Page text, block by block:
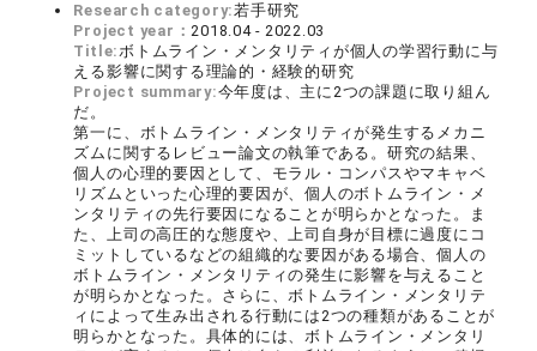
Research category:若手研究
Project year：2018.04 - 2022.03
Title:ボトムライン・メンタリティが個人の学習行動に与
える影響に関する理論的・経験的研究
Project summary:今年度は、主に2つの課題に取り組ん
だ。
第一に、ボトムライン・メンタリティが発生するメカニ
ズムに関するレビュー論文の執筆である。研究の結果、
個人の心理的要因として、モラル・コンパスやマキャベ
リズムといった心理的要因が、個人のボトムライン・メ
ンタリティの先行要因になることが明らかとなった。ま
た、上司の高圧的な態度や、上司自身が目標に過度にコ
ミットしているなどの組織的な要因がある場合、個人の
ボトムライン・メンタリティの発生に影響を与えること
が明らかとなった。さらに、ボトムライン・メンタリテ
ィによって生み出される行動には2つの種類があることが
明らかとなった。具体的には、ボトムライン・メンタリ